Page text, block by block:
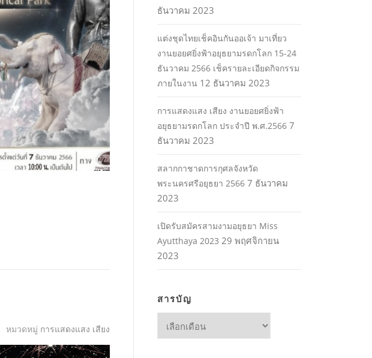
หมวดหมู่ การแสดงแสง เสียง
ธันวาคม 2023
แต่งชุดไทยเช็คอินกันออเจ้า มาเที่ยว
งานยอยศยิ่งฟ้าอยุธยามรดกโลก 15-24
ธันวาคม 2566 เช็ครายละเอียดกิจกรรม
ภายในงาน 12 ธันวาคม 2023
การแสดงแสง เสียง งานยอยศยิ่งฟ้า
อยุธยามรดกโลก ประจำปี พ.ศ.2566 7
ธันวาคม 2023
สลากกาชาดการกุศลจังหวัด
พระนครศรีอยุธยา 2566 7 ธันวาคม
2023
เปิดรับสมัครสามงามอยุธยา Miss
Ayutthaya 2023 29 พฤศจิกายน
2023
สารบัญ
สารบัญ